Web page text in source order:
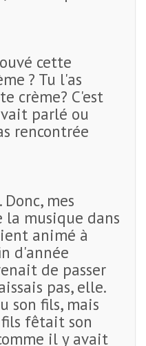
cette
? Tu l'as
crème? C'est
parlé ou
rencontrée
mes
musique dans
animé à
d'année
de passer
pas, elle.
son fils, mais
fêtait son
il y avait